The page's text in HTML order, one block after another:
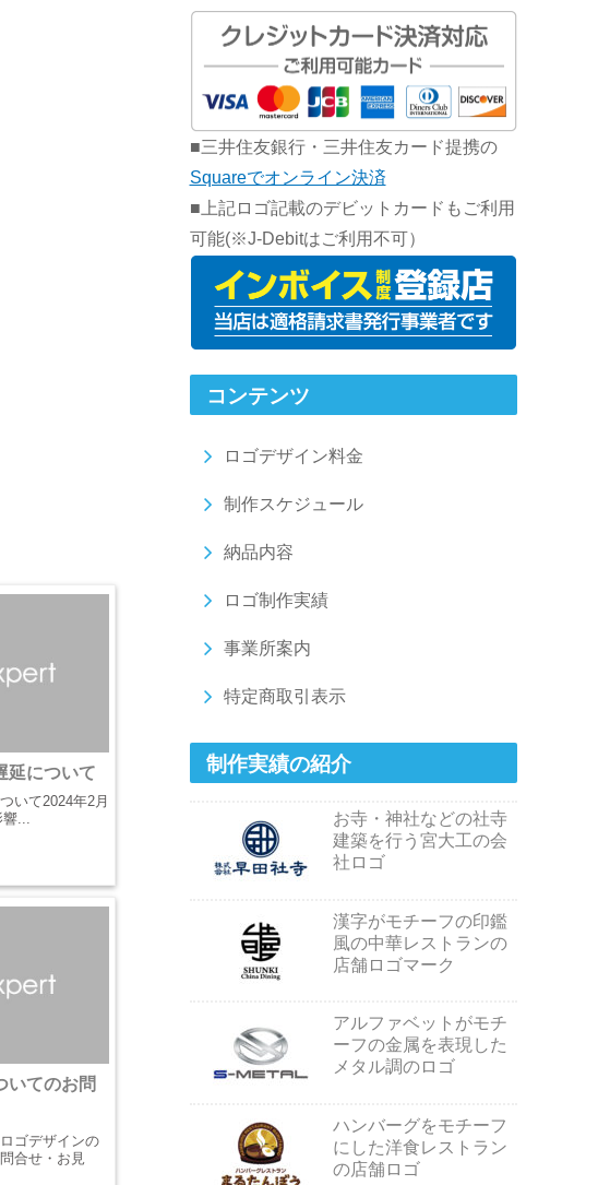
延について
いて2024年2月
響...
いてのお問
ゴデザインの
合せ・お見
■三井住友銀行・三井住友カード提携の
Squareでオンライン決済
■上記ロゴ記載のデビットカードもご利用
可能(※J-Debitはご利用不可）
コンテンツ
ロゴデザイン料金
制作スケジュール
納品内容
ロゴ制作実績
事業所案内
特定商取引表示
制作実績の紹介
お寺・神社などの社寺
建築を行う宮大工の会
社ロゴ
漢字がモチーフの印鑑
風の中華レストランの
店舗ロゴマーク
アルファベットがモチ
ーフの金属を表現した
メタル調のロゴ
ハンバーグをモチーフ
にした洋食レストラン
の店舗ロゴ